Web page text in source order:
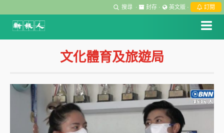
搜尋 · 封存 · 英文版 · 訂閱
文化體育及旅遊局